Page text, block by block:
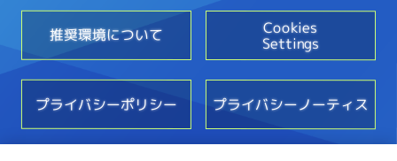
推奨環境について Cookies
Settings
プライバシーポリシー プライバシーノーティス